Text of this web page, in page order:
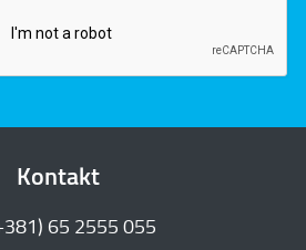
Kontakt
65 2555 055